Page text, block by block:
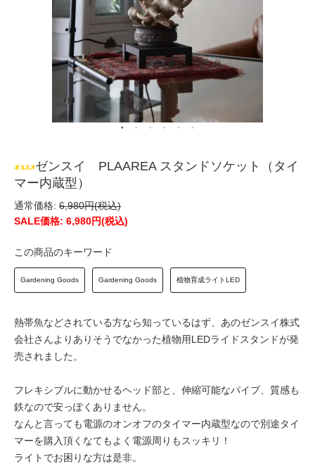
ゼンスイ PLAAREA スタンドソケット（タイ
マー内蔵型）
通常価格: 6,980円(税込)
SALE価格: 6,980円(税込)
この商品のキーワード
Gardening Goods Gardening Goods 植物育成ライトLED
熱帯魚などされている方なら知っているはず、あのゼンスイ株式
会社さんよりありそうでなかった植物用LEDライドスタンドが発
売されました。
フレキシブルに動かせるヘッド部と、伸縮可能なパイプ、質感も
鉄なので安っぽくありません。
なんと言っても電源のオンオフのタイマー内蔵型なので別途タイ
マーを購入頂くなてもよく電源周りもスッキリ！
ライトでお困りな方は是非。